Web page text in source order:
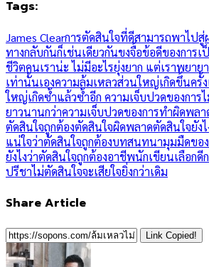
Tags:
James Clearการตัดสินใจที่ดีสามารถพาไป
ทางกลับกันก็เช่นเดียวกันขงจื้อข้อดีของการเ
ชีวิตคนเราน่ะ ไม่มีอะไรยุ่งยาก แต่เราพยา
เท่านั้นเองความล้มเหลวส่วนใหญ่เกิดขึ้นครั้ง
ใหญ่เกิดซ้ำแล้วซ้ำอีก ความเจ็บปวดของการ
ยาวนานกว่าความเจ็บปวดของการทำผิดพลา
ตัดสินใจถูกต้องตัดสินใจผิดพลาดตัดสินใจยัง
แน่ใจว่าตัดสินใจถูกต้องบทสนทนามุมมืดขอ
ยังไงว่าตัดสินใจถูกต้องอาชีพนักเขียนเลือกดี
ปรีชาไม่ตัดสินใจจะเสียใจยิ่งกว่าเดิม
Share Article
Link Copied!